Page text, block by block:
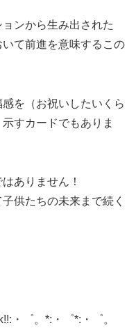
ンから生み出された
いて前進を意味するこの
を（お祝いしたいくら
すカードでもありま
ありません！
供たちの未来まで続く
・゜。*:・゜*:・゜。